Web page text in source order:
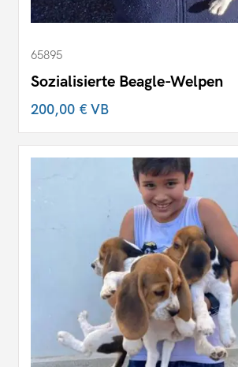
65895
Sozialisierte Beagle-Welpen
200,00 €VB